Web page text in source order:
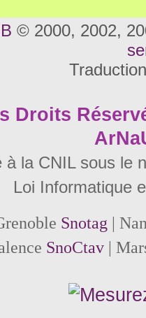
© 2000, 2002,
Droits
la CNIL sous le
Loi Informatique
Snotag |
SnoCtav|